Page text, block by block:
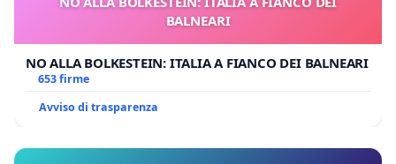
BALNEARI
NO ALLA BOLKESTEIN: ITALIA A FIANCO DEI BALNEARI
653 firme
Avviso di trasparenza